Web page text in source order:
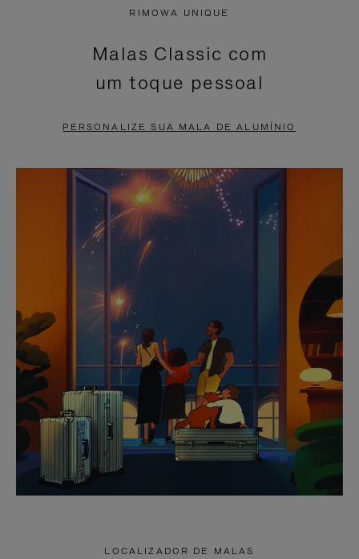
PAUSADO,
PRESSIONE
PARA
LO
SOM.
POR
FAVOR,
PARA
ATIVÁ-
LO
RIMOWA UNIQUE
Malas Classic com
um toque pessoal
PERSONALIZE SUA MALA DE ALUMÍNIO
LOCALIZADOR DE MALAS